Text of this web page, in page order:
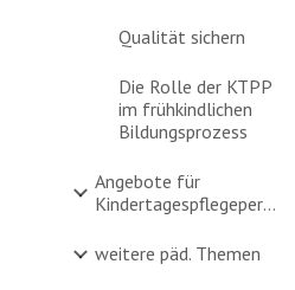
Qualität sichern
Die Rolle der KTPP
im frühkindlichen
Bildungsprozess
Angebote für
Kindertagespflegepersonen
weitere päd. Themen